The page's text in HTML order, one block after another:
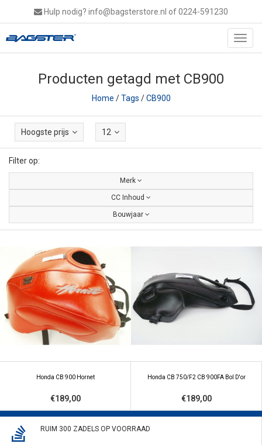
Hulp nodig? info@bagsterstore.nl of 0224-591230
Producten getagd met CB900
Home /Tags /CB900
Hoogste prijs 12
Filter op:
Merk
CC Inhoud
Bouwjaar
Honda CB 900 Hornet
€189,00
Honda CB 750/F2 CB 900FA Bol D'or
€189,00
RUIM 300 ZADELS OP VOORRAAD